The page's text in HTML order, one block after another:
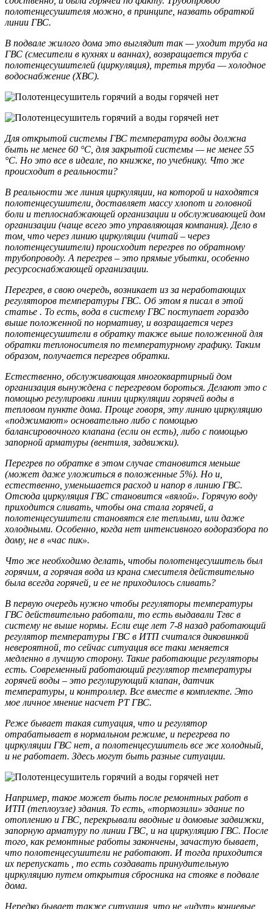
полотенцесушителя можно, в принципе, назвать обраткой
линии ГВС.
В подвале жилого дома это выглядит так — уходит труба на
ГВС (смесители в кухнях и ваннах), возвращается труба с
полотенцесушителей (циркуляция), третья труба — холодное
водоснабжение (ХВС).
Для открытой системы ГВС температура воды должна
быть не менее 60 °C, для закрытой системы — не менее 55
°C. Но это все в идеале, по книжке, по учебнику. Что же
происходит в реальности?
В реальности же линия циркуляции, на которой и находятся
полотенцесушители, доставляет массу хлопот и головной
боли и теплоснабжающей организации и обслуживающей дом
организации (чаще всего это управляющая компания). Дело в
том, что через линию циркуляции (читай – через
полотенцесушители) происходит перегрев по обратному
трубопроводу. А перегрев – это прямые убытки, особенно
ресурсоснабжающей организации.
Перегрев, в свою очередь, возникает из за неработающих
регуляторов температуры ГВС. Об этом я писал в этой
статье . То есть, вода в систему ГВС поступает гораздо
выше положенной по нормативу, и возращается через
полотенцесушители в обратку также выше положенной для
обратки теплоносителя по температурному графику. Таким
образом, получается перегрев обратки.
Естественно, обслуживающая многоквартирный дом
организация вынуждена с перегревом бороться. Делают это с
помощью регулировки линии циркуляции горячей воды в
тепловом пункте дома. Проще говоря, эту линию циркуляцию
«поджимают» основательно либо с помощью
балансировочного клапана (если он есть), либо с помощью
запорной арматуры (вентиля, задвижки).
Перегрев по обратке в этом случае становится меньше
(может даже уложиться в положенные 5%). Но и,
естественно, уменьшается расход и напор в линию ГВС.
Отсюда циркуляция ГВС становится «вялой». Горячую воду
приходится сливать, чтобы она стала горячей, а
полотенцесушители становятся еле теплыми, или даже
холодными. Особенно, когда нет интенсивного водоразбора по
дому, не в «час пик».
Что же необходимо делать, чтобы полотенцесушитель был
горячим, а горячая вода из крана смесителя действительно
была всегда горячей, и ее не приходилось сливать?
В первую очередь нужно чтобы регуляторы температуры
ГВС действительно работали, то есть выдавали Tгвс в
систему не выше нормы. Если еще лет 7-8 назад работающий
регулятор температуры ГВС в ИТП считался диковинкой
невероятной, то сейчас ситуация все таки меняется
медленно в лучшую сторону. Такие работающие регуляторы
есть. Современный работающий регулятор температуры
горячей воды – это регулирующий клапан, датчик
температуры, и контроллер. Все вместе в комплекте. Это
мое личное мнение насчет РТ ГВС.
Реже бывает такая ситуация, что и регулятор
отрабатывает в нормальном режиме, и перегрева по
циркуляции ГВС нет, а полотенцесушитель все же холодный,
и не работает. Здесь могут быть разные ситуации.
Например, такое может быть после ремонтных работ в
ИТП (теплоузле) здания. То есть, «тормозили» здание по
отоплению и ГВС, перекрывали вводные и домовые задвижки,
запорную арматуру по линии ГВС, и на циркуляцию ГВС. После
того, как ремонтные работы закончены, зачастую бывает,
что полотенцесушители не работают. И тогда приходится
их перепускать , то есть создавать принудительную
циркуляцию путем открытия сбросника на стояке в подвале
дома.
Нередко бывает также ситуация, что не «идут» концевые